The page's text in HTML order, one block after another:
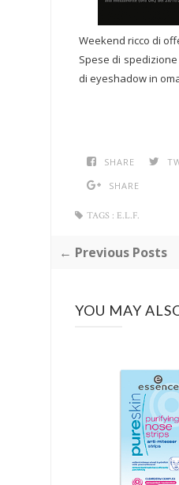
Weekend ricco di
Spese di
di eyeshadow in
SHARE
SHARE
TAGS : E.L.F.
← Previous Posts
YOU MAY